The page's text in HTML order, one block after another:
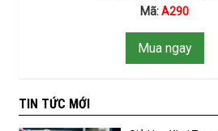
Mã:A290
Mua ngay
TIN TỨC MỚI